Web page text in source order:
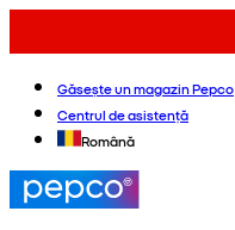
Găsește un magazin Pepco
Centrul de asistență
Română